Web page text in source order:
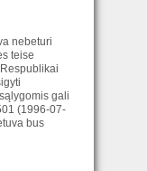
nebeturi
teise
gali
(1996-07-
bus